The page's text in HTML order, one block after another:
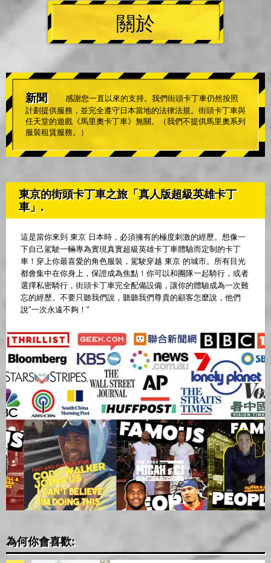
關於
新聞
感謝您一直以來的支持。我們街頭卡丁車仍然按照
計劃提供服務，並完全遵守日本當地的法律法規。街頭卡丁車與
任天堂的遊戲《馬里奧卡丁車》無關。（我們不提供馬里奧系列
服裝租賃服務。）
東京的街頭卡丁車之旅「真人版超級英雄卡丁
車」.
這是當你來到 東京 日本時，必須擁有的極度刺激的經歷。想像一
下自己駕駛一輛專為實現真實超級英雄卡丁車體驗而定制的卡丁
車！穿上你最喜愛的角色服裝，駕駛穿越 東京 的城市。所有目光
都會集中在你身上，保證成為焦點！你可以和團隊一起騎行，或者
選擇私密騎行，街頭卡丁車完全配備設備，讓你的體驗成為一次難
忘的經歷。不要只聽我們說，聽聽我們尊貴的顧客怎麼說，他們
說"一次永遠不夠！"
為何你會喜歡: